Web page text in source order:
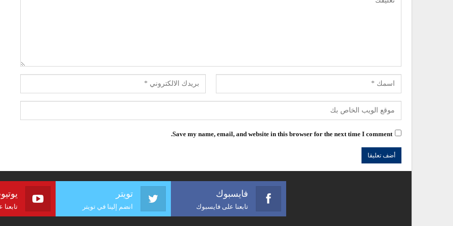
Save my name, email, and website in this browser for the next time I comment.
فايسبوك
تابعنا على فايسبوك
تويتر
انضم إلينا في تويتر